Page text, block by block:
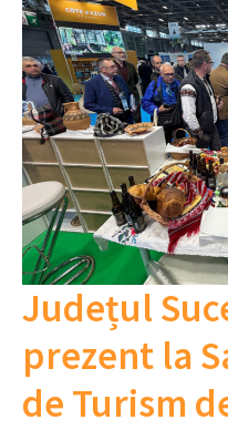
Județul
prezent la
de Turism